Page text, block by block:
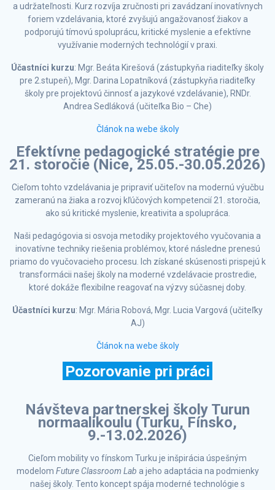
a udržateľnosti. Kurz rozvíja zručnosti pri zavádzaní inovatívnych
foriem vzdelávania, ktoré zvyšujú angažovanosť žiakov a
podporujú tímovú spoluprácu, kritické myslenie a efektívne
využívanie moderných technológií v praxi.
Účastníci kurzu: Mgr. Beáta Kirešová (zástupkyňa riaditeľky školy
pre 2.stupeň), Mgr. Darina Lopatníková (zástupkyňa riaditeľky
školy pre projektovú činnosť a jazykové vzdelávanie), RNDr.
Andrea Sedláková (učiteľka Bio – Che)
Článok na webe školy
Efektívne pedagogické stratégie pre
21. storočie (Nice, 25.05.-30.05.2026)
Cieľom tohto vzdelávania je pripraviť učiteľov na modernú výučbu
zameranú na žiaka a rozvoj kľúčových kompetencií 21. storočia,
ako sú kritické myslenie, kreativita a spolupráca.
Naši pedagógovia si osvoja metodiky projektového vyučovania a
inovatívne techniky riešenia problémov, ktoré následne prenesú
priamo do vyučovacieho procesu. Ich získané skúsenosti prispejú k
transformácii našej školy na moderné vzdelávacie prostredie,
ktoré dokáže flexibilne reagovať na výzvy súčasnej doby.
Účastníci kurzu: Mgr. Mária Robová, Mgr. Lucia Vargová (učiteľky
AJ)
Článok na webe školy
Pozorovanie pri práci
Návšteva partnerskej školy Turun
normaalikoulu (Turku, Fínsko,
9.-13.02.2026)
Cieľom mobility vo fínskom Turku je inšpirácia úspešným
modelom Future Classroom Lab a jeho adaptácia na podmienky
našej školy. Tento koncept spája moderné technológie s